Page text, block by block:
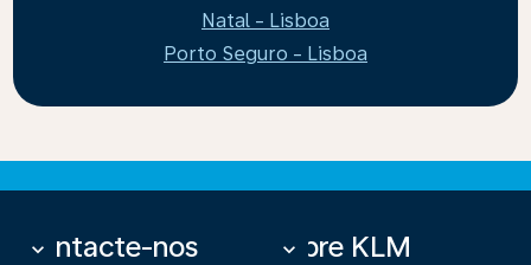
Natal - Lisboa
Porto Seguro - Lisboa
Contacte-nos
keyboard_arrow_down Sobre KLM
keyboard_arrow_down